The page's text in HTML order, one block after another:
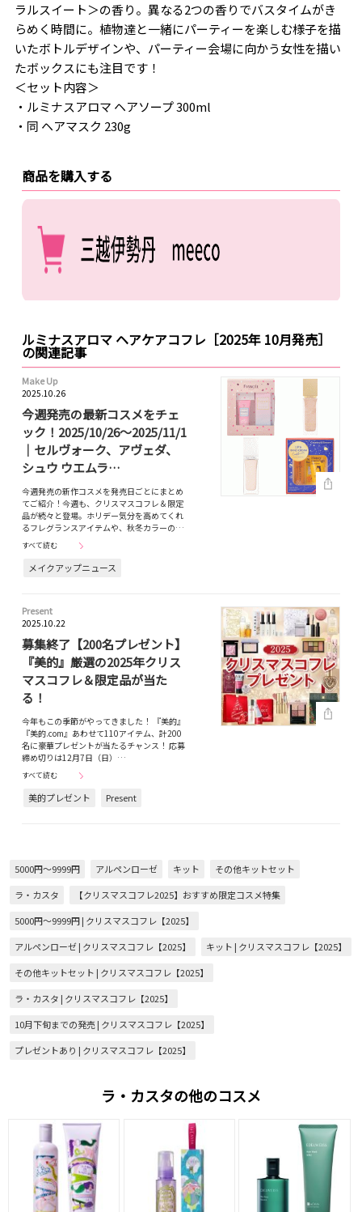
ラルスイート＞の香り。異なる2つの香りでバスタイムがき
らめく時間に。植物達と一緒にパーティーを楽しむ様子を描
いたボトルデザインや、パーティー会場に向かう女性を描い
たボックスにも注目です！
＜セット内容＞
・ルミナスアロマ ヘアソープ 300ml
・同 ヘアマスク 230g
商品を購入する
ルミナスアロマ ヘアケアコフレ［2025年 10月発売］
の関連記事
Make Up
2025.10.26
今週発売の最新コスメをチェ
ック！2025/10/26～2025/11/1
｜セルヴォーク、アヴェダ、
シュウ ウエムラ…
今週発売の新作コスメを発売日ごとにまとめ
てご紹介！今週も、クリスマスコフレ＆限定
品が続々と登場。ホリデー気分を高めてくれ
るフレグランスアイテムや、秋冬カラーの…
すべて読む
メイクアップニュース
Present
2025.10.22
募集終了【200名プレゼント】
『美的』厳選の2025年クリス
マスコフレ＆限定品が当た
る！
今年もこの季節がやってきました！ 『美的』
『美的.com』あわせて110アイテム、計200
名に豪華プレゼントが当たるチャンス！ 応募
締め切りは12月7日（日）…
すべて読む
美的プレゼント Present
5000円～9999円 アルペンローゼ キット
その他キットセット
ラ・カスタ
【クリスマスコフレ2025】おすすめ限定コスメ特集
5000円～9999円 | クリスマスコフレ【2025】
アルペンローゼ | クリスマスコフレ【2025】
キット | クリスマスコフレ【2025】
その他キットセット | クリスマスコフレ【2025】
ラ・カスタ | クリスマスコフレ【2025】
10月下旬までの発売 | クリスマスコフレ【2025】
プレゼントあり | クリスマスコフレ【2025】
ラ・カスタの他のコスメ